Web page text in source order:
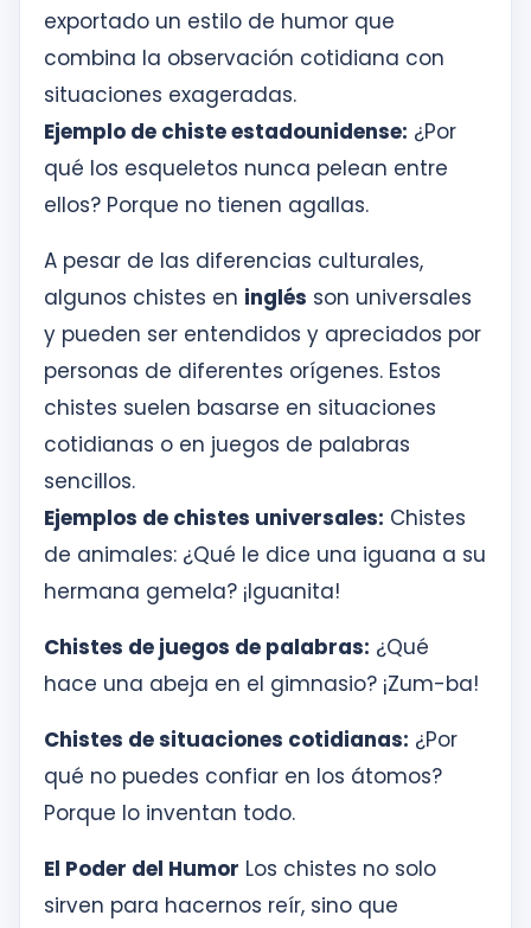
exportado un estilo de humor que
combina la observación cotidiana con
situaciones exageradas.
Ejemplo de chiste estadounidense: ¿Por
qué los esqueletos nunca pelean entre
ellos? Porque no tienen agallas.
A pesar de las diferencias culturales,
algunos chistes en inglés son universales
y pueden ser entendidos y apreciados por
personas de diferentes orígenes. Estos
chistes suelen basarse en situaciones
cotidianas o en juegos de palabras
sencillos.
Ejemplos de chistes universales: Chistes
de animales: ¿Qué le dice una iguana a su
hermana gemela? ¡Iguanita!
Chistes de juegos de palabras: ¿Qué
hace una abeja en el gimnasio? ¡Zum-ba!
Chistes de situaciones cotidianas: ¿Por
qué no puedes confiar en los átomos?
Porque lo inventan todo.
El Poder del Humor Los chistes no solo
sirven para hacernos reír, sino que